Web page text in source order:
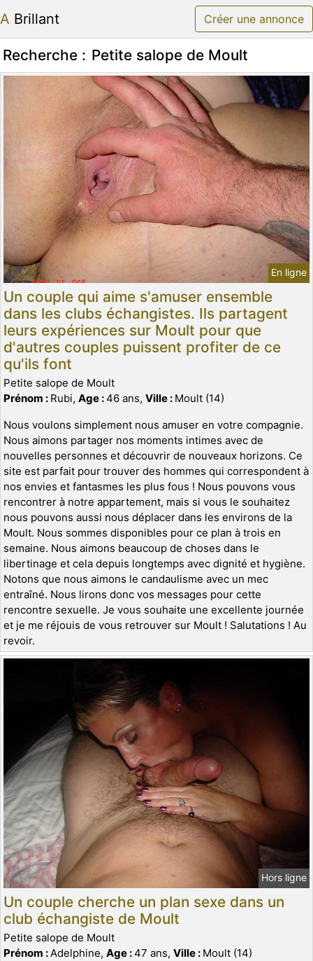
A Brillant Créer une annonce
Recherche : Petite salope de Moult
En ligne
Un couple qui aime s'amuser ensemble
dans les clubs échangistes. Ils partagent
leurs expériences sur Moult pour que
d'autres couples puissent profiter de ce
qu'ils font
Petite salope de Moult
Prénom : Rubi, Age :46 ans, Ville : Moult (14)
Nous voulons simplement nous amuser en votre compagnie.
Nous aimons partager nos moments intimes avec de
nouvelles personnes et découvrir de nouveaux horizons. Ce
site est parfait pour trouver des hommes qui correspondent à
nos envies et fantasmes les plus fous ! Nous pouvons vous
rencontrer à notre appartement, mais si vous le souhaitez
nous pouvons aussi nous déplacer dans les environs de la
Moult. Nous sommes disponibles pour ce plan à trois en
semaine. Nous aimons beaucoup de choses dans le
libertinage et cela depuis longtemps avec dignité et hygiène.
Notons que nous aimons le candaulisme avec un mec
entraîné. Nous lirons donc vos messages pour cette
rencontre sexuelle. Je vous souhaite une excellente journée
et je me réjouis de vous retrouver sur Moult ! Salutations ! Au
revoir.
Hors ligne
Un couple cherche un plan sexe dans un
club échangiste de Moult
Petite salope de Moult
Prénom :Adelphine, Age :47 ans, Ville : Moult (14)